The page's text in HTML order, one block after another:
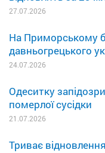
27.07.2026
На Приморському
давньогрецького
24.07.2026
Одеситку
померлої сусідки
21.07.2026
Триває